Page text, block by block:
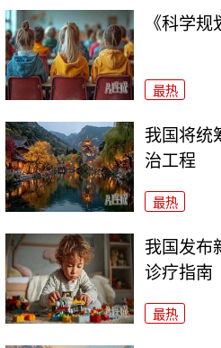
《科学
最热
我国将统
治工程
最热
我国发布
诊疗指南
最热